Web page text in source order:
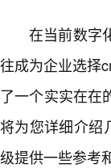
在当前数字
往成为企业选择
了一个实实在在
将为您详细介绍
级提供一些参考